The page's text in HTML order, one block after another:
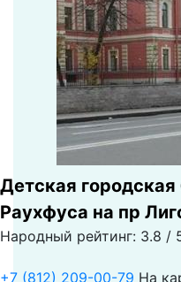
Детская
Раухфуса на пр
Народный рейтинг: 3.8 /
+7 (812) 209-00-79 На